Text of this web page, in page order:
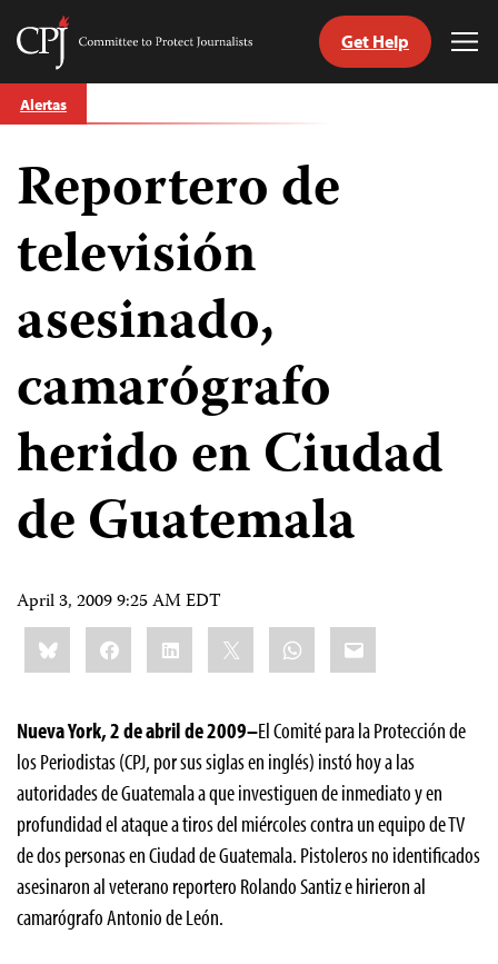
Skip
to
Committee
Journalists
Get Help
Alertas
Reportero de
televisión
asesinado,
camarógrafo
herido en Ciudad
de Guatemala
April 3, 2009 9:25 AM EDT
Share
this:BlueskyFacebookLinkedIn WhatsApp
Email
Nueva York, 2 de abril de 2009–El Comité para la Protección de
los Periodistas (CPJ, por sus siglas en inglés) instó hoy a las
autoridades de Guatemala a que investiguen de inmediato y en
profundidad el ataque a tiros del miércoles contra un equipo de TV
de dos personas en Ciudad de Guatemala. Pistoleros no identificados
asesinaron al veterano reportero Rolando Santize hirieron al
camarógrafoAntonio de León.